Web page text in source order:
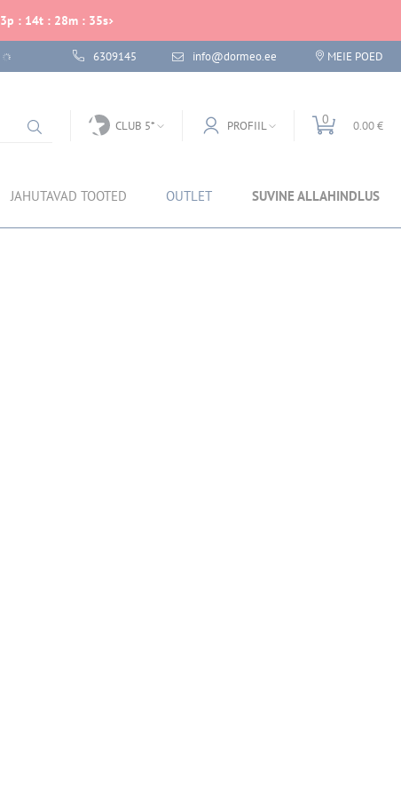
3p : 14t : 28m : 35s
6309145 info@dormeo.ee MEIE POED
CLUB 5* PROFIIL 0 0.00 €
JAHUTAVAD TOOTED OUTLET SUVINE ALLAHINDLUS